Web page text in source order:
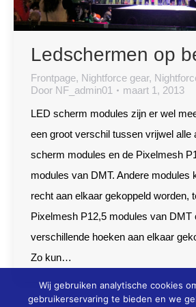
Ledschermen op
Frontpage, Nightforce gear,
Door NF_admin01
maart 1, 2013
LED scherm modules zijn er wel
een groot verschil tussen vrijwel alle
scherm modules en de Pixelmesh
modules van DMT. Andere modules
recht aan elkaar gekoppeld worden,
Pixelmesh P12,5 modules van DMT
verschillende hoeken aan elkaar
Zo kun…
Wij gebruiken analytische cookies
gebruikerservaring te bieden en we